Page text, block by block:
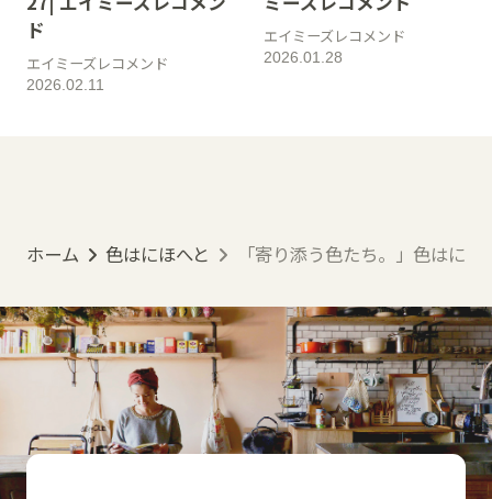
ド
2026.02.11
エイミーズレコメンド 2026.01.28
エイミーズレコメンド
ホーム 色はにほへと 「寄り添う色たち。」色はにほ